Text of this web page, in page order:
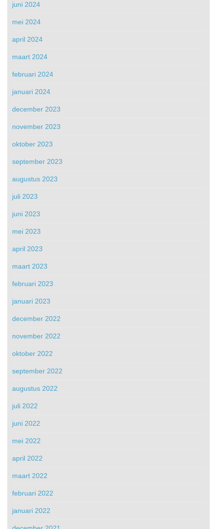
juni 2024
mei 2024
april 2024
maart 2024
februari 2024
januari 2024
december 2023
november 2023
oktober 2023
september 2023
augustus 2023
juli 2023
juni 2023
mei 2023
april 2023
maart 2023
februari 2023
januari 2023
december 2022
november 2022
oktober 2022
september 2022
augustus 2022
juli 2022
juni 2022
mei 2022
april 2022
maart 2022
februari 2022
januari 2022